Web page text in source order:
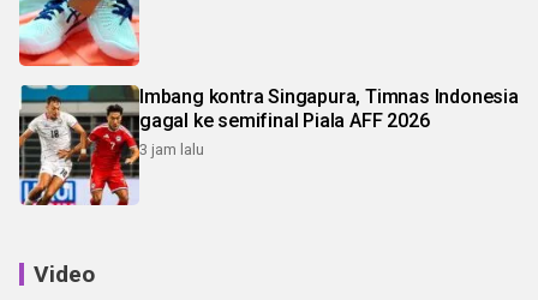
Imbang kontra Singapura, Timnas Indonesia
gagal ke semifinal Piala AFF 2026
3 jam lalu
Video